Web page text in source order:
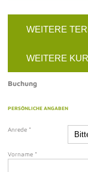
WEITERE
WEITERE
Buchung
PERSÖNLICHE ANGABEN
Anrede *
Vorname *